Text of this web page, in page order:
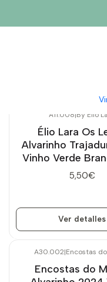
A11.008|By Élio
Élio Lara Os
Alvarinho
Vinho Verde
5,50€
Ver detalles
A30.002|Encostas
Encostas do